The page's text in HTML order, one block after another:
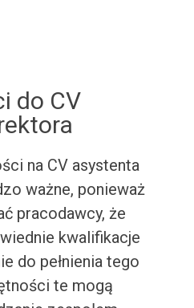
do CV
na CV asystenta
ważne, ponieważ
pracodawcy, że
kwalifikacje
do pełnienia tego
te mogą